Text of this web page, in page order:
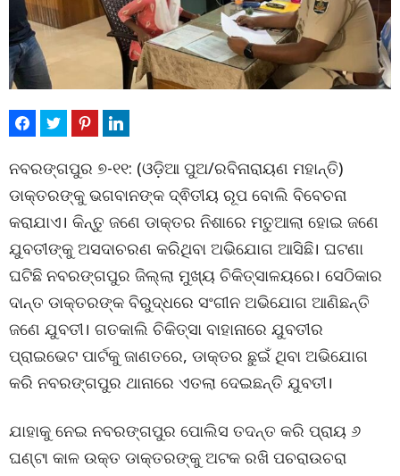
ନବରଙ୍ଗପୁର ୭-୧୧: (ଓଡ଼ିଆ ପୁଅ/ରବିନାରାୟଣ ମହାନ୍ତି)
ଡାକ୍ତରଙ୍କୁ ଭଗବାନଙ୍କ ଦ୍ଵିତୀୟ ରୂପ ବୋଲି ବିବେଚନା
କରାଯାଏ। କିନ୍ତୁ ଜଣେ ଡାକ୍ତର ନିଶାରେ ମତୁଆଲା ହୋଇ ଜଣେ
ଯୁବତୀଙ୍କୁ ଅସଦାଚରଣ କରିଥିବା ଅଭିଯୋଗ ଆସିଛି। ଘଟଣା
ଘଟିଛି ନବରଙ୍ଗପୁର ଜିଲ୍ଲା ମୁଖ୍ୟ ଚିକିତ୍ସାଳୟରେ। ସେଠିକାର
ଦାନ୍ତ ଡାକ୍ତରଙ୍କ ବିରୁଦ୍ଧରେ ସଂଗୀନ ଅଭିଯୋଗ ଆଣିଛନ୍ତି
ଜଣେ ଯୁବତୀ। ଗତକାଲି ଚିକିତ୍ସା ବାହାନାରେ ଯୁବତୀର
ପ୍ରାଇଭେଟ ପାର୍ଟକୁ ଜାଣତରେ, ଡାକ୍ତର ଛୁଇଁ ଥିବା ଅଭିଯୋଗ
କରି ନବରଙ୍ଗପୁର ଥାନାରେ ଏତଲା ଦେଇଛନ୍ତି ଯୁବତୀ।
ଯାହାକୁ ନେଇ ନବରଙ୍ଗପୁର ପୋଲିସ ତଦନ୍ତ କରି ପ୍ରାୟ ୬
ଘଣ୍ଟା କାଳ ଉକ୍ତ ଡାକ୍ତରଙ୍କୁ ଅଟକ ରଖି ପଚରାଉଚରା